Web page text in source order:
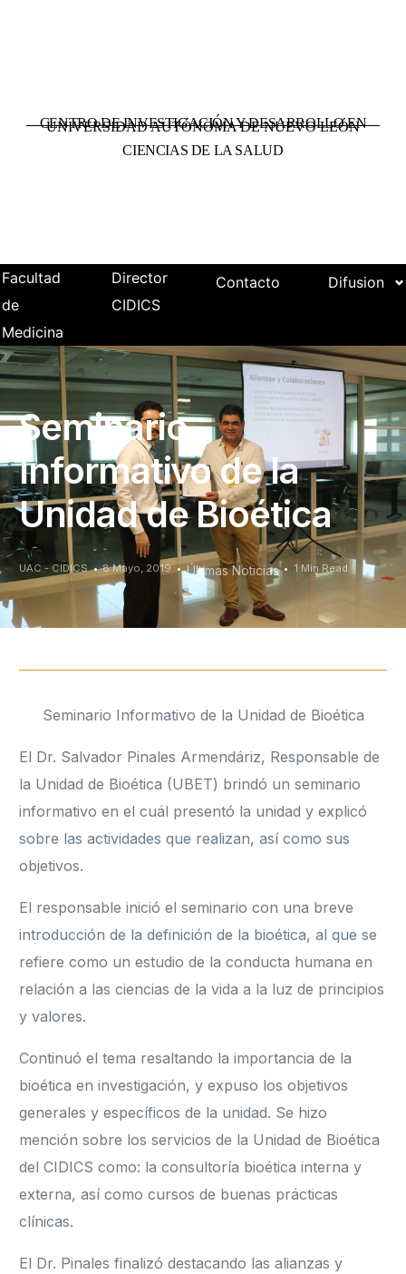
UNIVERSIDAD AUTÓNOMA DE NUEVO LEÓN
CENTRO DE INVESTIGACIÓN Y DESARROLLO EN
CIENCIAS DE LA SALUD
Facultad
de
Medicina
Director
CIDICS
Contacto Difusion
Seminario
Informativo de la
Unidad de Bioética
UAC - CIDICS 8 Mayo, 2019 Últimas Noticias 1 Min Read
Seminario Informativo de la Unidad de Bioética
El Dr. Salvador Pinales Armendáriz, Responsable de
la Unidad de Bioética (UBET) brindó un seminario
informativo en el cuál presentó la unidad y explicó
sobre las actividades que realizan, así como sus
objetivos.
El responsable inició el seminario con una breve
introducción de la definición de la bioética, al que se
refiere como un estudio de la conducta humana en
relación a las ciencias de la vida a la luz de principios
y valores.
Continuó el tema resaltando la importancia de la
bioética en investigación, y expuso los objetivos
generales y específicos de la unidad. Se hizo
mención sobre los servicios de la Unidad de Bioética
del CIDICS como: la consultoría bioética interna y
externa, así como cursos de buenas prácticas
clínicas.
El Dr. Pinales finalizó destacando las alianzas y